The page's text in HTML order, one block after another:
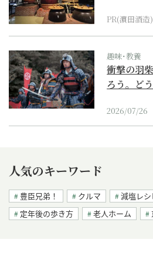
PR(濵田酒造)
趣味･教養
衝撃の羽
ろう。ど
2026/07/26
人気のキーワード
豊臣兄弟！ クルマ 減塩レシ
定年後の歩き方
老人ホーム